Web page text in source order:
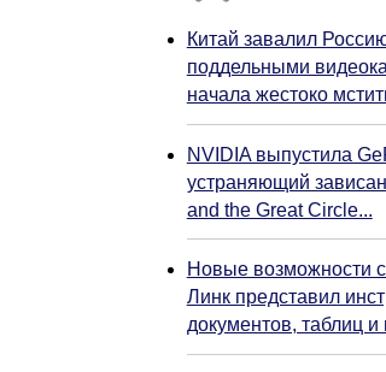
Китай завалил
поддельными
начала жестоко
NVIDIA выпустила
устраняющий
and the Great Circle...
Новые возможности
Линк представил
документов, таблиц и